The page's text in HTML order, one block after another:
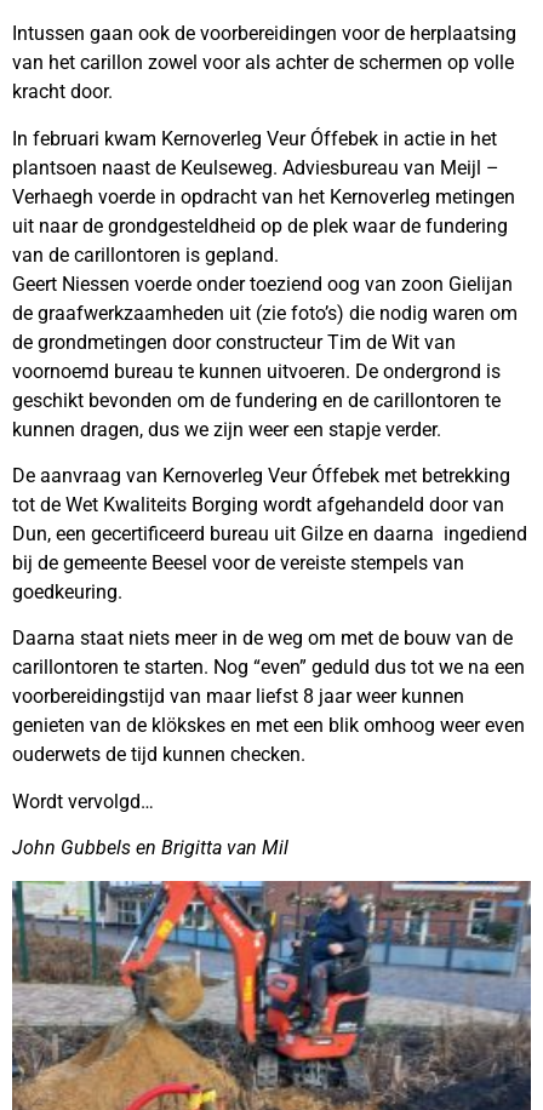
Intussen gaan ook de voorbereidingen voor de herplaatsing
van het carillon zowel voor als achter de schermen op volle
kracht door.
In februari kwam Kernoverleg Veur Óffebek in actie in het
plantsoen naast de Keulseweg. Adviesbureau van Meijl –
Verhaegh voerde in opdracht van het Kernoverleg metingen
uit naar de grondgesteldheid op de plek waar de fundering
van de carillontoren is gepland.
Geert Niessen voerde onder toeziend oog van zoon Gielijan
de graafwerkzaamheden uit (zie foto’s) die nodig waren om
de grondmetingen door constructeur Tim de Wit van
voornoemd bureau te kunnen uitvoeren. De ondergrond is
geschikt bevonden om de fundering en de carillontoren te
kunnen dragen, dus we zijn weer een stapje verder.
De aanvraag van Kernoverleg Veur Óffebek met betrekking
tot de Wet Kwaliteits Borging wordt afgehandeld door van
Dun, een gecertificeerd bureau uit Gilze en daarna ingediend
bij de gemeente Beesel voor de vereiste stempels van
goedkeuring.
Daarna staat niets meer in de weg om met de bouw van de
carillontoren te starten. Nog “even” geduld dus tot we na een
voorbereidingstijd van maar liefst 8 jaar weer kunnen
genieten van de klökskes en met een blik omhoog weer even
ouderwets de tijd kunnen checken.
Wordt vervolgd…
John Gubbels en Brigitta van Mil